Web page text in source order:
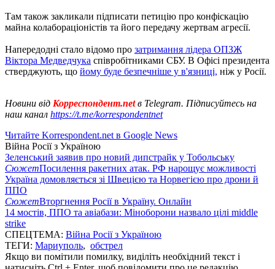
Там також закликали підписати петицію про конфіскацію
майна колабораціоністів та його передачу жертвам агресії.
Напередодні стало відомо про затримання лідера ОПЗЖ
Віктора Медведчука співробітниками СБУ. В Офісі президента
стверджують, що йому буде безпечніше у в'язниці, ніж у Росії.
Новини від Корреспондент.netв Telegram. Підписуйтесь на
наш канал https://t.me/korrespondentnet
Читайте Korrespondent.net в Google News
Війна Росії з Україною
Зеленський заявив про новий дипстрайк у Тобольську
СюжетПосилення ракетних атак. РФ нарощує можливості
Україна домовляється зі Швецією та Норвегією про дрони й
ППО
СюжетВторгнення Росії в Україну. Онлайн
14 мостів, ППО та авіабази: Міноборони назвало цілі middle
strike
СПЕЦТЕМА: Війна Росії з Україною
ТЕГИ: Мариуполь, обстрел
Якщо ви помітили помилку, виділіть необхідний текст і